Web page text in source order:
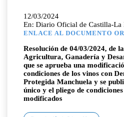
12/03/2024
En: Diario Oficial de Castilla-La
ENLACE AL DOCUMENTO
Resolución de 04/03/2024, de
Agricultura, Ganadería y
que se aprueba una
condiciones de los vinos con
Protegida Manchuela y se
único y el pliego de
modificados